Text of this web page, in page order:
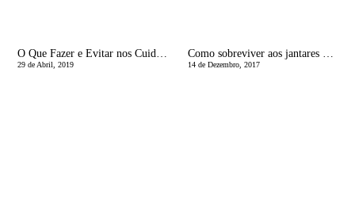
O Que Fazer e Evitar nos Cuidados com a Pele Durante a Gravidez
29 de Abril, 2019
Como sobreviver aos jantares de Natal
14 de Dezembro, 2017